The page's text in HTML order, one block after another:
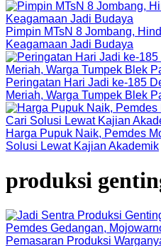
Pimpin MTsN 8 Jombang,
Keagamaan Jadi Budaya
Peringatan Hari Jadi ke-185
Meriah, Warga Tumpek Blek
Harga Pupuk Naik, Pemdes
Solusi Lewat Kajian Akademik
produksi